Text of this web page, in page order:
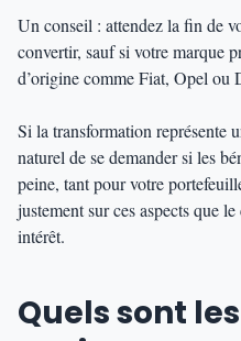
Un conseil : attendez la fin de
convertir, sauf si votre marque
d’origine comme Fiat, Opel ou
Si la transformation représente
naturel de se demander si les
peine, tant pour votre
justement sur ces aspects que
intérêt.
Quels sont